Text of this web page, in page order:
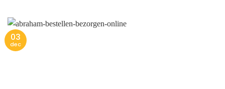
03
dec